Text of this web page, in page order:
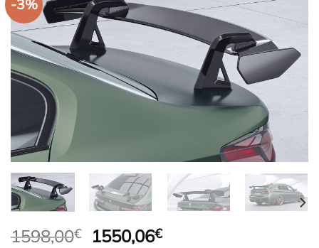
-3%
1598,00€
Le
1550,06€Le